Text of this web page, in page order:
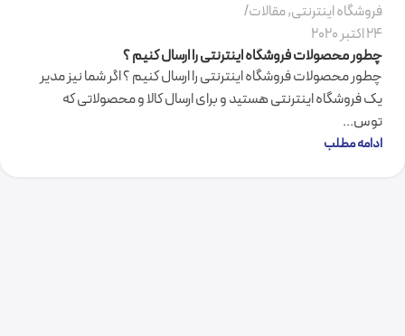
فروشگاه اینترنتی,مقالات
24 اکتبر 2020
چطور محصولات فروشگاه اینترنتی را ارسال کنیم ؟
چطور محصولات فروشگاه اینترنتی را ارسال کنیم ؟ اگر شما نیز مدیر
یک فروشگاه اینترنتی هستید و برای ارسال کالا و محصولاتی که
توس...
ادامه مطلب